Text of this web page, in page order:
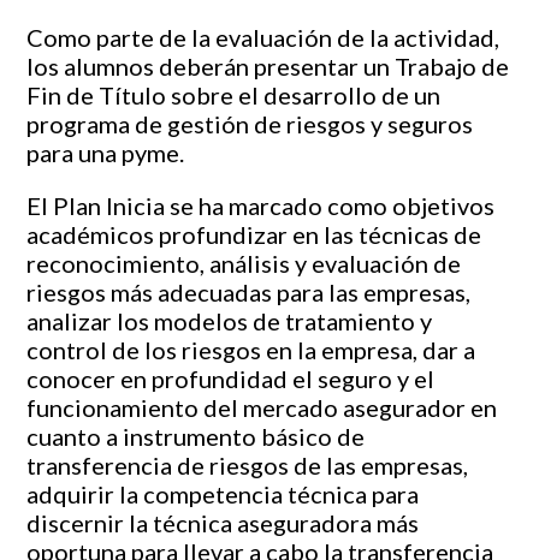
Como parte de la evaluación de la actividad,
los alumnos deberán presentar un Trabajo de
Fin de Título sobre el desarrollo de un
programa de gestión de riesgos y seguros
para una pyme.
El Plan Inicia se ha marcado como objetivos
académicos profundizar en las técnicas de
reconocimiento, análisis y evaluación de
riesgos más adecuadas para las empresas,
analizar los modelos de tratamiento y
control de los riesgos en la empresa, dar a
conocer en profundidad el seguro y el
funcionamiento del mercado asegurador en
cuanto a instrumento básico de
transferencia de riesgos de las empresas,
adquirir la competencia técnica para
discernir la técnica aseguradora más
oportuna para llevar a cabo la transferencia